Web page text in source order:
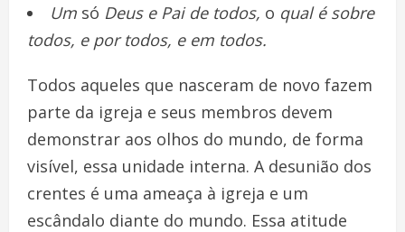
Um só Deus e Pai de todos, o qual é sobre
todos, e portodos, e em todos.
Todos aqueles que nasceram de novo fazem
parte da igreja e seus membros devem
demonstrar aos olhos do mundo, de forma
visível, essa unidade interna. A desunião dos
crentes é uma ameaça à igreja e um
escândalo diante do mundo. Essa atitude